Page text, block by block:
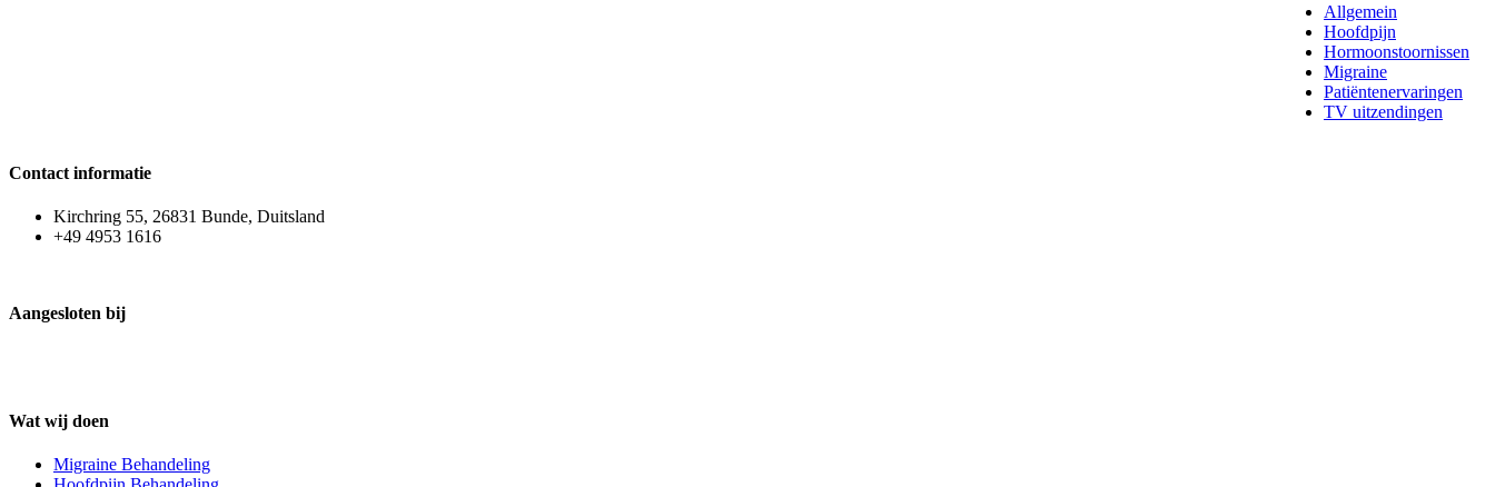
Allgemein
Hoofdpijn
Hormoonstoornissen
Migraine
Patiëntenervaringen
TV uitzendingen
Contact informatie
Kirchring 55, 26831 Bunde, Duitsland
+49 4953 1616
Aangesloten bij
Wat wij doen
Migraine Behandeling